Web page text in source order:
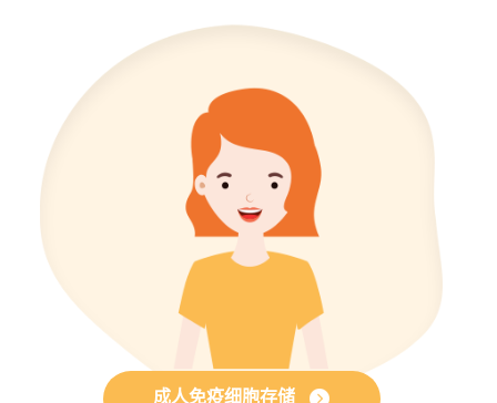
成人免疫细胞存储